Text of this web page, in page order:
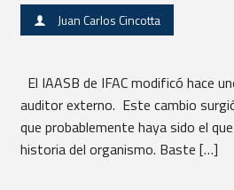
Juan Carlos Cincotta
El IAASB de IFAC modificó hace
auditor externo. Este cambio
que probablemente haya sido el
historia del organismo. Baste […]